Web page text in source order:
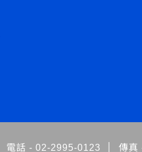
電話 - 02-2995-0123 傳真